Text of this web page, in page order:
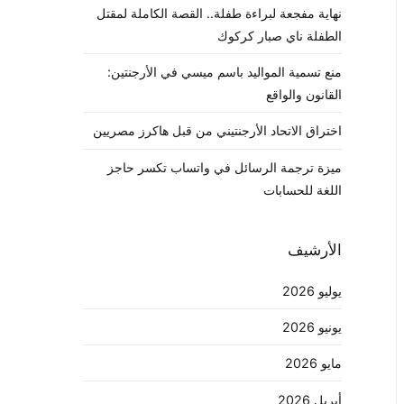
نهاية مفجعة لبراءة طفلة.. القصة الكاملة لمقتل
الطفلة ناي صبار كركوك
منع تسمية المواليد باسم ميسي في الأرجنتين:
القانون والواقع
اختراق الاتحاد الأرجنتيني من قبل هاكرز مصريين
ميزة ترجمة الرسائل في واتساب تكسر حاجز
اللغة للحسابات
الأرشيف
يوليو 2026
يونيو 2026
مايو 2026
أبريل 2026